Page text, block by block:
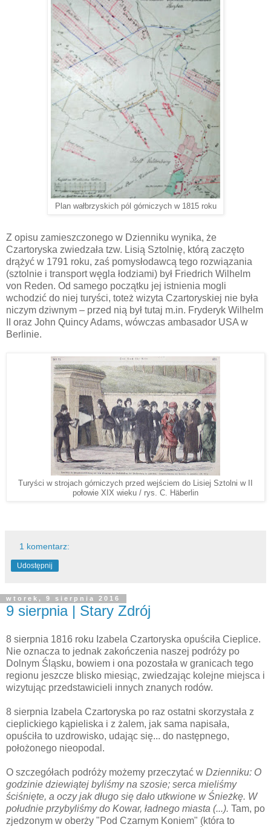
Plan wałbrzyskich pól górniczych w 1815 roku
Z opisu zamieszczonego w Dzienniku wynika, że
Czartoryska zwiedzała tzw. Lisią Sztolnię, którą zaczęto
drążyć w 1791 roku, zaś pomysłodawcą tego rozwiązania
(sztolnie i transport węgla łodziami) był Friedrich Wilhelm
von Reden. Od samego początku jej istnienia mogli
wchodzić do niej turyści, toteż wizyta Czartoryskiej nie była
niczym dziwnym – przed nią był tutaj m.in. Fryderyk Wilhelm
II oraz John Quincy Adams, wówczas ambasador USA w
Berlinie.
Turyści w strojach górniczych przed wejściem do Lisiej Sztolni w II
połowie XIX wieku / rys. C. Häberlin
1 komentarz:
Udostępnij
wtorek, 9 sierpnia 2016
9 sierpnia | Stary Zdrój
8 sierpnia 1816 roku Izabela Czartoryska opuściła Cieplice.
Nie oznacza to jednak zakończenia naszej podróży po
Dolnym Śląsku, bowiem i ona pozostała w granicach tego
regionu jeszcze blisko miesiąc, zwiedzając kolejne miejsca i
wizytując przedstawicieli innych znanych rodów.
8 sierpnia Izabela Czartoryska po raz ostatni skorzystała z
cieplickiego kąpieliska i z żalem, jak sama napisała,
opuściła to uzdrowisko, udając się... do następnego,
położonego nieopodal.
O szczegółach podróży możemy przeczytać w Dzienniku: O
godzinie dziewiątej byliśmy na szosie; serca mieliśmy
ściśnięte, a oczy jak długo się dało utkwione w Śnieżkę. W
południe przybyliśmy do Kowar, ładnego miasta (...). Tam, po
zjedzonym w oberży "Pod Czarnym Koniem" (która to